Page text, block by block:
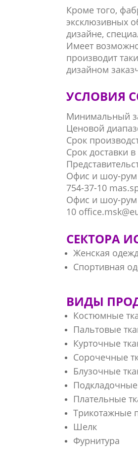
Кроме того,
эксклюзивных
дизайне,
Имеет
производит
дизайном
УСЛОВИЯ
Минимальный
Ценовой
Срок
Срок доставки
Офис и шоу-рум
754-37-10
Офис и шоу-рум
10
СЕКТОРА
Женская
Спортивная
ВИДЫ
Костюмные
Пальтовые
Курточные
Сорочечные
Блузочные
Плательные
Трикотажные
Шелк
Фурнитура